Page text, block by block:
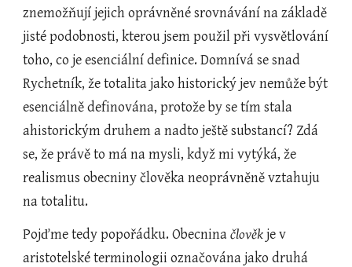
znemožňují jejich oprávněné srovnávání na základě
jisté podobnosti, kterou jsem použil při vysvětlování
toho, co je esenciální definice. Domnívá se snad
Rychetník, že totalita jako historický jev nemůže být
esenciálně definována, protože by se tím stala
ahistorickým druhem a nadto ještě substancí? Zdá
se, že právě to má na mysli, když mi vytýká, že
realismus obecniny člověka neoprávněně vztahuju
na totalitu.
Pojďme tedy popořádku. Obecnina člověk je v
aristotelské terminologii označována jako druhá